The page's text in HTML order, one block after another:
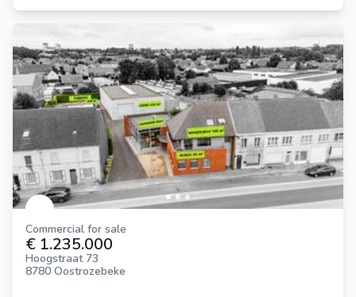
Commercial for sale
€ 1.235.000
Hoogstraat 73
8780 Oostrozebeke